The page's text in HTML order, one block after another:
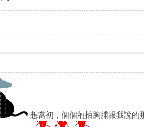
想當初，個個的拍胸脯跟我說的